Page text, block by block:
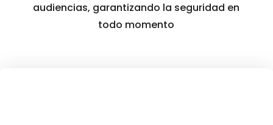
audiencias, garantizando la seguridad en
todo momento